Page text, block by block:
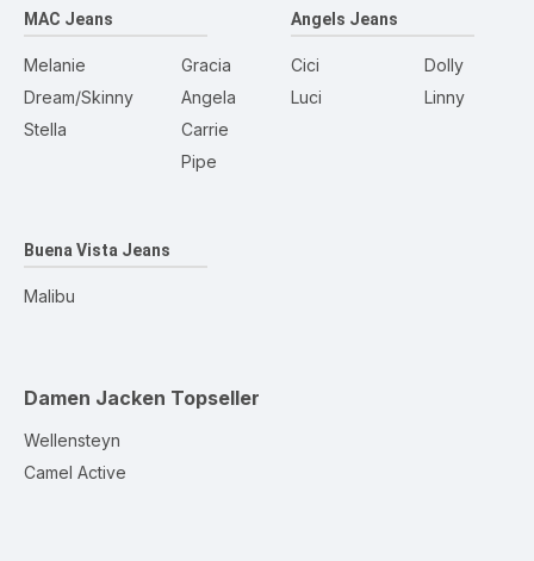
MAC Jeans
Melanie
Dream/Skinny
Stella
Gracia
Angela
Carrie
Pipe
Angels Jeans
Cici
Luci
Dolly
Linny
Buena Vista Jeans
Malibu
Damen Jacken Topseller
Wellensteyn
Camel Active